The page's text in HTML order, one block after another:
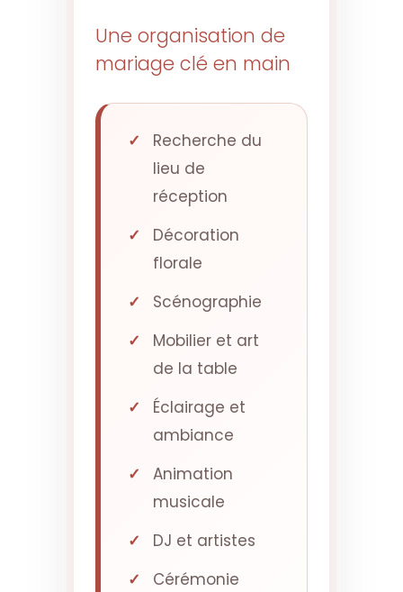
Une organisation de
mariage clé en main
Recherche du
lieu de
réception
Décoration
florale
Scénographie
Mobilier et art
de la table
Éclairage et
ambiance
Animation
musicale
DJ et artistes
Cérémonie